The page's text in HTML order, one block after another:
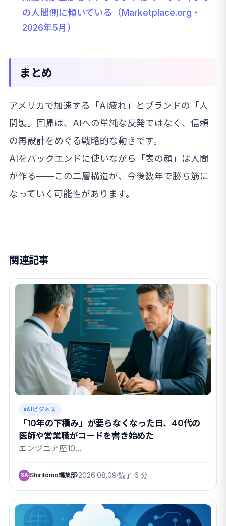
の人間側に傾いている（Marketplace.org・
2026年5月）
まとめ
アメリカで加速する「AI疲れ」とブランドの「人
間製」回帰は、AIへの単純な反発ではなく、信頼
の再設計をめぐる戦略的な動きです。
AIをバックエンドに使いながら「表の顔」は人間
が作る——この二層構造が、今後数年で勝ち筋に
なっていく可能性があります。
関連記事
AIビジネス
「10年の下積み」が要らなくなった日、40代の
医師や営業職がコードを書き始めた
エンジニア歴10…
SA Shiritomo編集部 2026.08.09 読了 6 分